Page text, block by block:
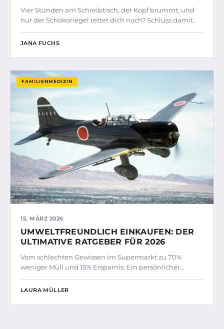
Vier Stunden am Schreibtisch, der Kopf brummt, und
nur der Schokoriegel rettet dich noch? Schluss damit.
JANA FUCHS
FAMILIENMEDIZIN
15. MÄRZ 2026
UMWELTFREUNDLICH EINKAUFEN: DER
ULTIMATIVE RATGEBER FÜR 2026
Vom schlechten Gewissen im Supermarkt zu 70%
weniger Müll und 15% Ersparnis: Ein persönlicher…
LAURA MÜLLER